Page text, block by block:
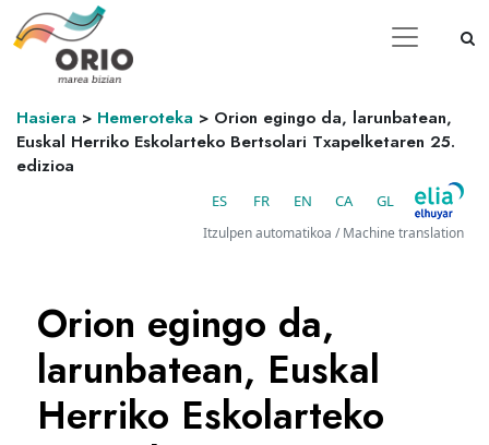
Hasiera > Hemeroteka > Orion egingo da, larunbatean,
Euskal Herriko Eskolarteko Bertsolari Txapelketaren 25.
edizioa
ES FR EN CA GL
Itzulpen automatikoa / Machine translation
Orion egingo da,
larunbatean, Euskal
Herriko Eskolarteko